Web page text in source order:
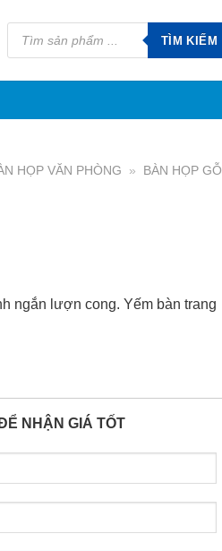
Tìm
kiếm
phẩm
TÌM KIẾM
HỌP VĂN PHÒNG »
BÀN HỌP GỖ
ngắn lượn cong. Yếm bàn trang
NHẬN GIÁ TỐT